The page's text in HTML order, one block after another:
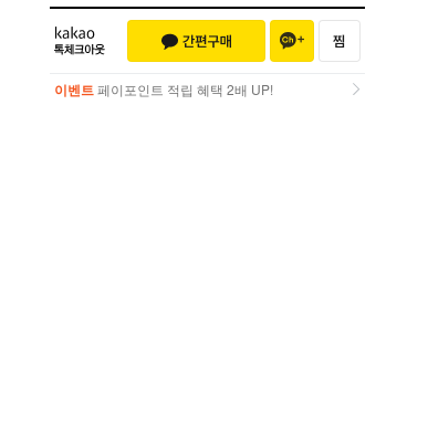
이벤트페이포인트 적립 혜택 2배 UP!